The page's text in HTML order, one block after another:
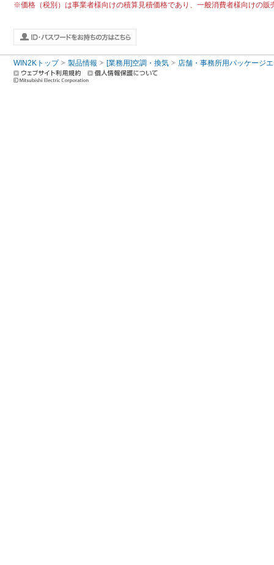
※価格（税別）は事業者様向けの積算見積価格であり、一般消費者様向けの販
WIN2Kトップ 製品情報 [業務用]空調・換気 店舗・事務所用パッケージ